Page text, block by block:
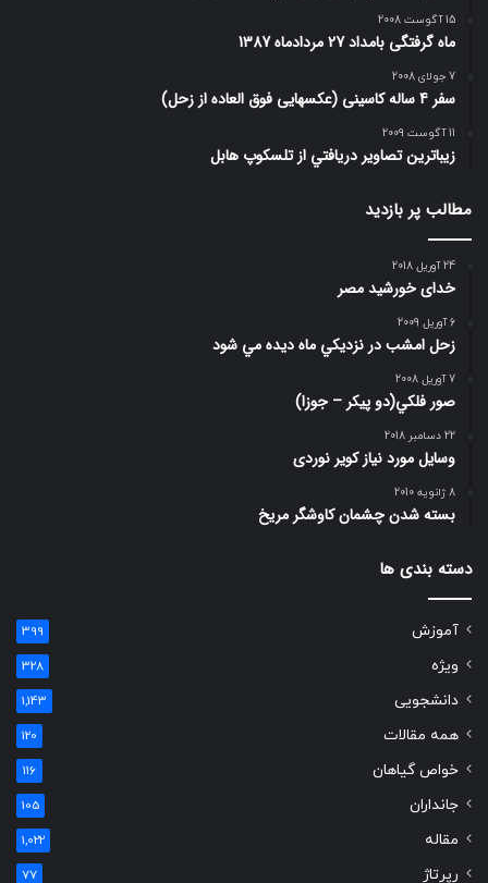
15 آگوست 2008
ماه گرفتگی بامداد 27 مردادماه 1387
7 جولای 2008
سفر 4 ساله کاسینی (عکسهایی فوق العاده از زحل)
11 آگوست 2009
زيباترين تصاوير دريافتي از تلسكوپ هابل
مطالب پر بازدید
24 آوریل 2018
خدای خورشید مصر
6 آوریل 2009
زحل امشب در نزديكي ماه ديده مي شود
7 آوریل 2008
صور فلكي(دو پیکر – جوزا)
22 دسامبر 2018
وسایل مورد نیاز کویر نوردی
8 ژانویه 2010
بسته شدن چشمان کاوشگر مريخ
دسته بندی ها
آموزش 399
ویژه 328
دانشجویی 1,143
همه مقالات 120
خواص گیاهان 116
جانداران 105
مقاله 1,022
رپرتاژ 77